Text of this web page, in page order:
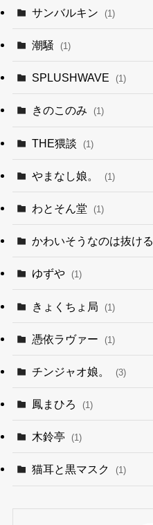
サンバルキン (1)
潮騒 (1)
SPLUSHWAVE (1)
きのこのみ (1)
THE猥談 (1)
やまなし娘。 (1)
わとそん堂 (1)
かわいそうなのは抜ける
ゆずや (1)
きょくちょ局 (1)
憑依ラヴァー (1)
チンジャオ娘。 (3)
鳳まひろ (1)
木鈴亭 (1)
猫耳と黒マスク (1)